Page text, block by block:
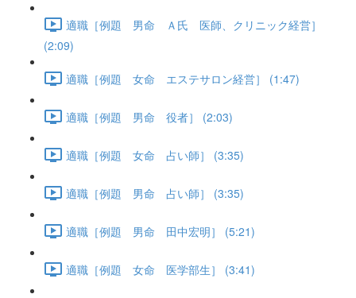
適職［例題 男命 Ａ氏 医師、クリニック経営］
(2:09)
適職［例題 女命 エステサロン経営］ (1:47)
適職［例題 男命 役者］ (2:03)
適職［例題 女命 占い師］ (3:35)
適職［例題 男命 占い師］ (3:35)
適職［例題 男命 田中宏明］ (5:21)
適職［例題 女命 医学部生］ (3:41)